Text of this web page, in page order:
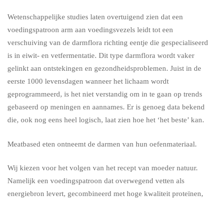
Wetenschappelijke studies laten overtuigend zien dat een
voedingspatroon arm aan voedingsvezels leidt tot een
verschuiving van de darmflora richting eentje die gespecialiseerd
is in eiwit- en vetfermentatie. Dit type darmflora wordt vaker
gelinkt aan ontstekingen en gezondheidsproblemen. Juist in de
eerste 1000 levensdagen wanneer het lichaam wordt
geprogrammeerd, is het niet verstandig om in te gaan op trends
gebaseerd op meningen en aannames. Er is genoeg data bekend
die, ook nog eens heel logisch, laat zien hoe het ‘het beste’ kan.
Meatbased eten ontneemt de darmen van hun oefenmateriaal.
Wij kiezen voor het volgen van het recept van moeder natuur.
Namelijk een voedingspatroon dat overwegend vetten als
energiebron levert, gecombineerd met hoge kwaliteit proteïnen,